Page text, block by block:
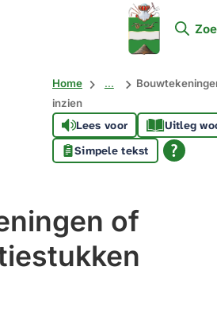
Mijn
Soest
Home ...
inzien
Lees voor
Uitleg
Simpele tekst
of